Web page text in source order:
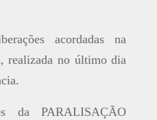
acordadas na
realizada no último dia
da PARALISAÇÃO